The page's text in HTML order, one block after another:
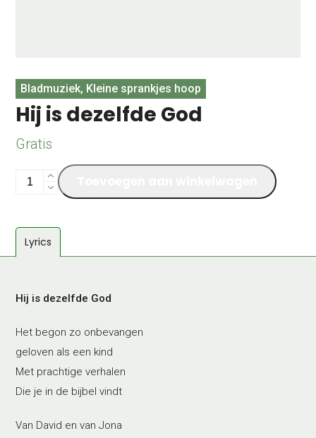
Bladmuziek, Kleine sprankjes hoop
Hij is dezelfde God
Gratis
God
aantal
Lyrics
Hij is dezelfde God
Het begon zo onbevangen
geloven als een kind
Met prachtige verhalen
Die je in de bijbel vindt
Van David en van Jona